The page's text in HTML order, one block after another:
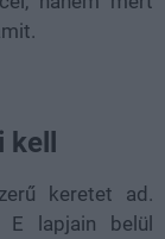
kell
keretet ad.
E lapjain belül